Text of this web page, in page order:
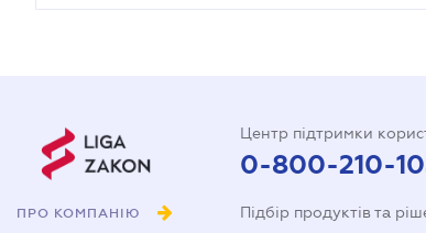
ПРО КОМПАНІЮ
Центр підтримки
0-800-210-
Підбір продуктів та